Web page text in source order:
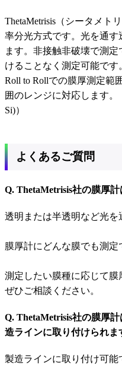
ThetaMetrisis（シータメト
率分光方式です。光を通
ます。非接触非破壊で測
けることなく測定可能で
Roll to Rollでの膜厚測定範
囲のレンジに対応します。
Si)）
よくあるご質問
Q. ThetaMetrisis社の膜厚
透明または半透明など光を
膜厚計にどんな膜でも測定
測定したい膜種に応じて膜
ぜひご相談ください。
Q. ThetaMetrisis社の膜厚
造ラインに取り付けられま
製造ラインに取り付け可